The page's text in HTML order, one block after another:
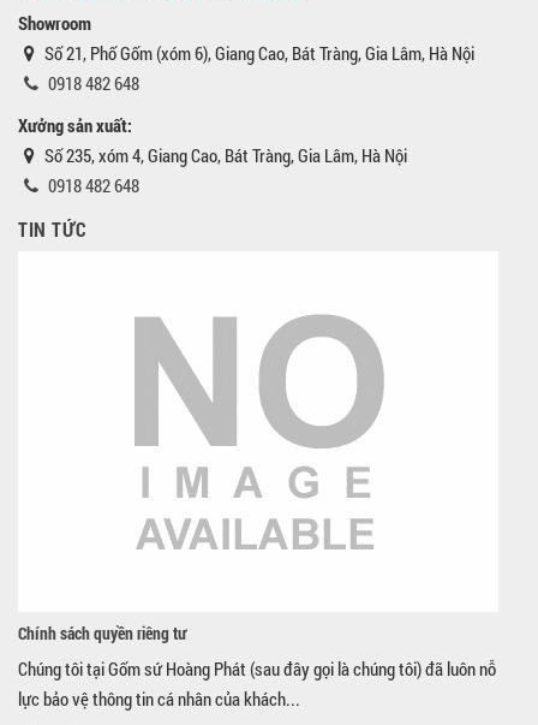
Showroom
Số 21, Phố Gốm (xóm 6), Giang Cao, Bát Tràng, Gia Lâm, Hà Nội
0918 482 648
Xưởng sản xuất:
Số 235, xóm 4, Giang Cao, Bát Tràng, Gia Lâm, Hà Nội
0918 482 648
TIN TỨC
Chính sách quyền riêng tư
Chúng tôi tại Gốm sứ Hoàng Phát (sau đây gọi là chúng tôi) đã luôn nỗ
lực bảo vệ thông tin cá nhân của khách...